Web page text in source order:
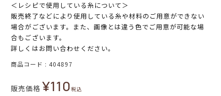
＜レシピで使用している糸について＞
販売終了などにより使用している糸や材料のご用意ができない
場合がございます。また、画像とは違う色でご用意が可能な場
合もございます。
詳しくはお問い合わせください。
商品コード 404897
販売価格 ¥110税込